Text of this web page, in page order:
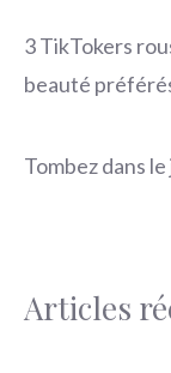
3 TikTokers
beauté
Tombez dans
Articles